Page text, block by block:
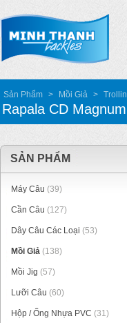
Sản Phẩm > Mồi Giả >
Rapala CD
SẢN PHẨM
Máy Câu (39)
Cần Câu (127)
Dây Câu Các Loại (53)
Mồi Giả (138)
Mồi Jig (57)
Lưỡi Câu (60)
Hộp / Ống Nhựa PVC (31)